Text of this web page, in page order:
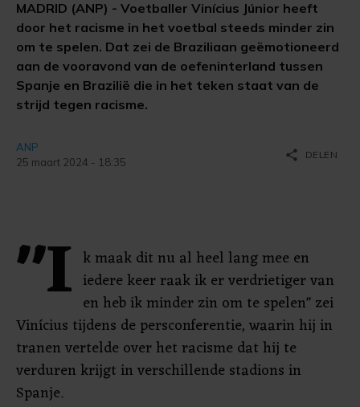
MADRID (ANP) - Voetballer Vinícius Júnior heeft
door het racisme in het voetbal steeds minder zin
om te spelen. Dat zei de Braziliaan geëmotioneerd
aan de vooravond van de oefeninterland tussen
Spanje en Brazilië die in het teken staat van de
strijd tegen racisme.
ANP
25 maart 2024 - 18:35
share DELEN
"I k maak dit nu al heel lang mee en
iedere keer raak ik er verdrietiger van
en heb ik minder zin om te spelen" zei
Vinícius tijdens de persconferentie, waarin hij in
tranen vertelde over het racisme dat hij te
verduren krijgt in verschillende stadions in
Spanje.